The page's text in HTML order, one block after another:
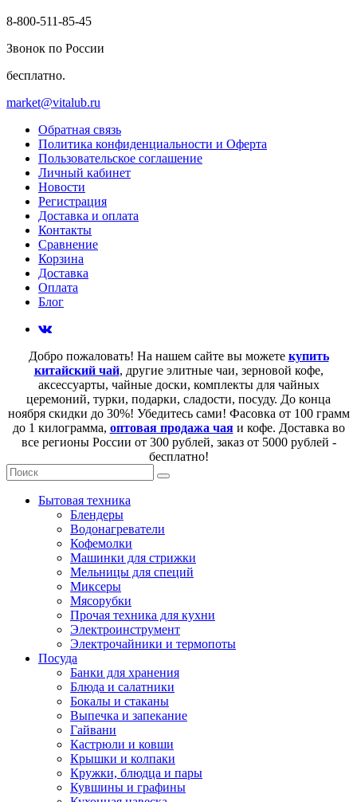
8-800-511-85-45
Звонок по России
бесплатно.
market@vitalub.ru
Обратная связь
Политика конфиденциальности и Оферта
Пользовательское соглашение
Личный кабинет
Новости
Регистрация
Доставка и оплата
Контакты
Сравнение
Корзина
Доставка
Оплата
Блог
Добро пожаловать! На нашем сайте вы можете купить
китайский чай, другие элитные чаи, зерновой кофе,
аксессуарты, чайные доски, комплекты для чайных
церемоний, турки, подарки, сладости, посуду. До конца
ноября скидки до 30%! Убедитесь сами! Фасовка от 100 грамм
до 1 килограмма, оптовая продажа чаяи кофе. Доставка во
все регионы России от 300 рублей, заказ от 5000 рублей -
бесплатно!
Бытовая техника
Блендеры
Водонагреватели
Кофемолки
Машинки для стрижки
Мельницы для специй
Миксеры
Мясорубки
Прочая техника для кухни
Электроинструмент
Электрочайники и термопоты
Посуда
Банки для хранения
Блюда и салатники
Бокалы и стаканы
Выпечка и запекание
Гайвани
Кастрюли и ковши
Крышки и колпаки
Кружки, блюдца и пары
Кувшины и графины